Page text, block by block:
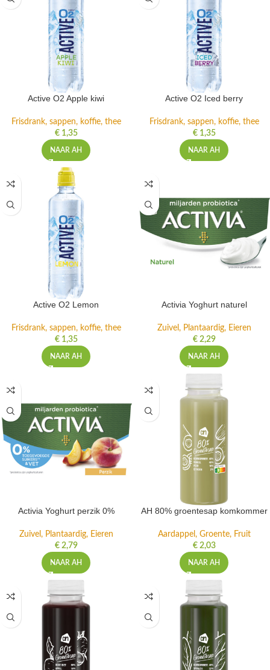
Active O2 Apple kiwi
Frisdrank, sappen, koffie, thee
€1,35
NAAR AH
Active O2 Iced berry
Frisdrank, sappen, koffie, thee
€1,35
NAAR AH
Active O2 Lemon
Frisdrank, sappen, koffie, thee
€1,35
NAAR AH
Activia Yoghurt naturel
Zuivel, Plantaardig, Eieren
€2,29
NAAR AH
Activia Yoghurt perzik 0%
Zuivel, Plantaardig, Eieren
€2,79
NAAR AH
AH 80% groentesap komkommer
Aardappel, Groente, Fruit
€2,03
NAAR AH